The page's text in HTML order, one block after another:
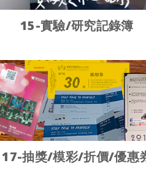
15-實驗/研究記錄簿
17-抽獎/模彩/折價/優惠